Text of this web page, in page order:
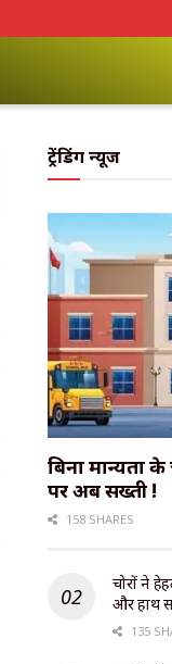
ट्रेंडिंग न्यूज
बिना मान्यता
पर अब सख्ती !
158 SHARES
चोरों ने
और हाथ
135